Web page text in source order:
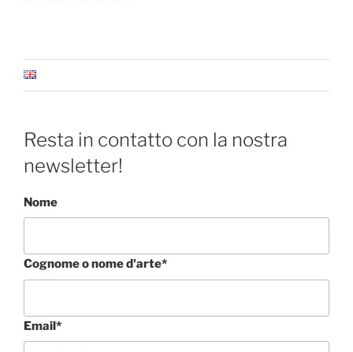
Resta in contatto con la nostra
newsletter!
Nome
Cognome o nome d'arte*
Email*